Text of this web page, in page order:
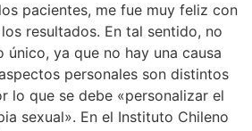
pacientes, me fue muy feliz con
resultados. En tal sentido, no
ya que no hay una causa
personales son distintos
lo que se debe «personalizar el
sexual». En el Instituto Chileno